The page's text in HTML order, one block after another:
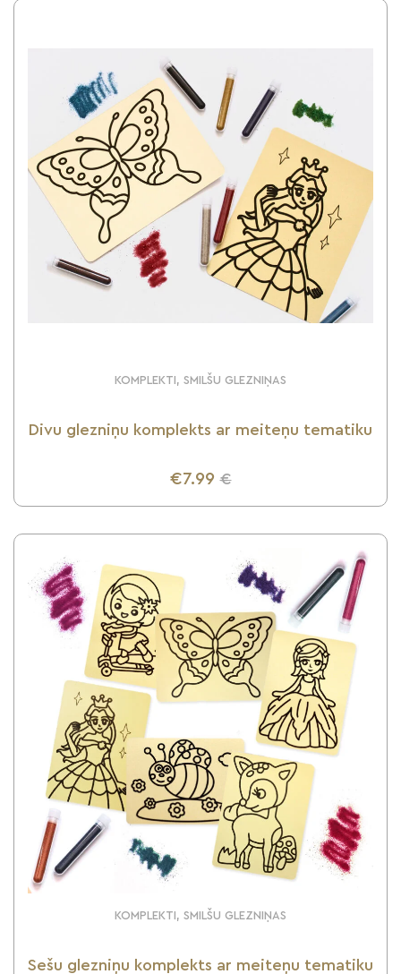
KOMPLEKTI, SMILŠU GLEZNIŅAS
Divu glezniņu komplekts ar meiteņu tematiku
€7.99 €
UZZINI VAIRĀK
KOMPLEKTI, SMILŠU GLEZNIŅAS
Sešu glezniņu komplekts ar meiteņu tematiku